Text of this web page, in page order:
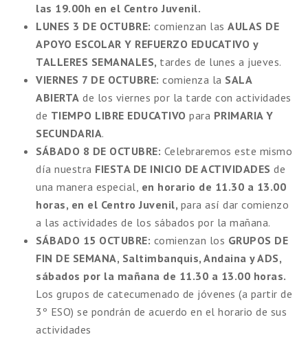
las 19.00h en el Centro Juvenil.
LUNES 3 DE OCTUBRE:comienzan lasAULAS DE
APOYO ESCOLAR Y REFUERZO EDUCATIVO y
TALLERES SEMANALES, tardes de lunes a jueves.
VIERNES 7 DE OCTUBRE:comienza la SALA
ABIERTA de los viernes por la tarde con actividades
de TIEMPO LIBRE EDUCATIVO para PRIMARIA Y
SECUNDARIA.
SÁBADO 8 DE OCTUBRE: Celebraremos este mismo
día nuestra FIESTA DE INICIO DE ACTIVIDADES de
una manera especial, en horario de 11.30 a 13.00
horas, en el Centro Juvenil, para así dar comienzo
a las actividades de los sábados por la mañana.
SÁBADO 15 OCTUBRE: comienzan los GRUPOS DE
FIN DE SEMANA, Saltimbanquis, Andaina y ADS,
sábados por la mañana de 11.30 a 13.00 horas.
Los grupos de catecumenado de jóvenes (a partir de
3º ESO) se pondrán de acuerdo en el horario de sus
actividades